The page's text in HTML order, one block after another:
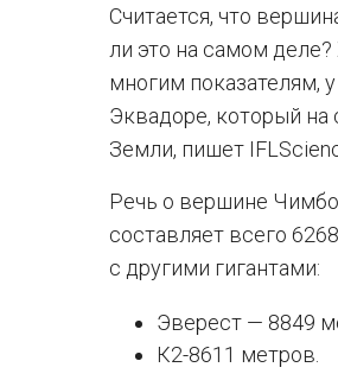
Считается, что
ли это на самом
многим показателям,
Эквадоре, который на
Земли, пишет
Речь о вершине
составляет всего
с другими гигантами:
Эверест — 8849
К2-8611 метров.